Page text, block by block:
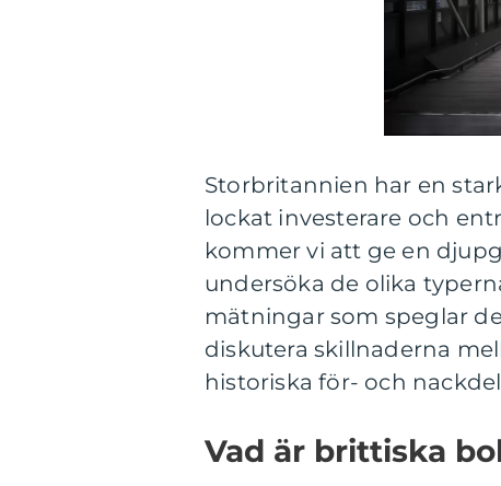
Storbritannien har en
lockat investerare och
kommer vi att ge en
undersöka de olika
mätningar som speglar
diskutera skillnaderna
historiska för- och
Vad är brittiska